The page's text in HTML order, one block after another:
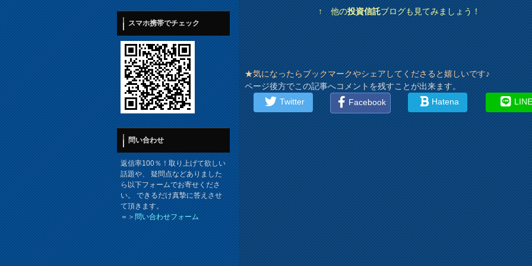
↑ 他の投資信託ブログも見てみましょう！
★気になったらブックマークやシェアしてくださると嬉しいです♪
ページ後方でこの記事へコメントを残すことが出来ます。
Twitter
Facebook Hatena
スマホ携帯でチェック
問い合わせ
返信率100％！取り上げて欲しい
話題や、 疑問点などありました
ら以下フォームでお寄せくださ
い。 できるだけ真摯に答えさせ
て頂きます。
＝＞問い合わせフォーム